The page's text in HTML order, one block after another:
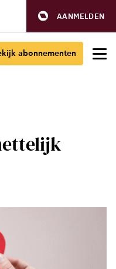
AANMELDEN
abonnementen